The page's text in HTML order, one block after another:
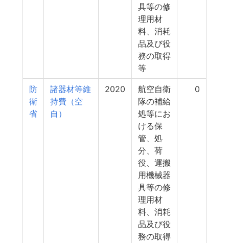
具等の修
理用材
料、消耗
品及び役
務の取得
等
防
衛
省
諸器材等維
持費（空
自）
2020
航空自衛
隊の補給
処等にお
ける保
管、処
分、荷
役、運搬
用機械器
具等の修
理用材
料、消耗
品及び役
務の取得
0